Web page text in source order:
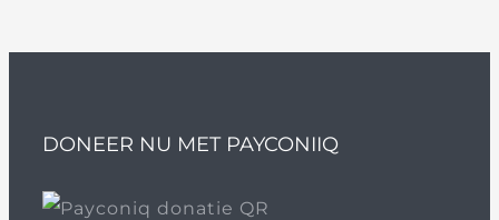
DONEER NU MET PAYCONIIQ